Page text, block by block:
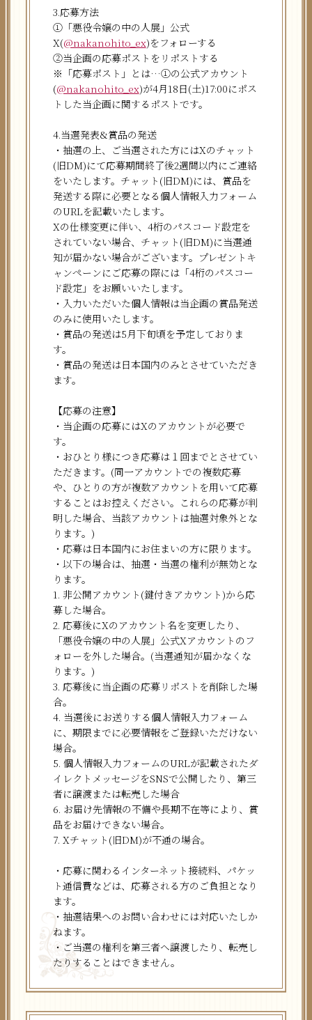
3.応募方法
①「悪役令嬢の中の人展」公式
X(@nakanohito_ex)をフォローする
②当企画の応募ポストをリポストする
※「応募ポスト」とは…①の公式アカウント
(@nakanohito_ex)が4月18日(土)17:00にポス
トした当企画に関するポストです。
4.当選発表&賞品の発送
・抽選の上、ご当選された方にはXのチャット
(旧DM)にて応募期間終了後2週間以内にご連絡
をいたします。チャット(旧DM)には、賞品を
発送する際に必要となる個人情報入力フォーム
のURLを記載いたします。
Xの仕様変更に伴い、4桁のパスコード設定を
されていない場合、チャット(旧DM)に当選通
知が届かない場合がございます。プレゼントキ
ャンペーンにご応募の際には「4桁のパスコー
ド設定」をお願いいたします。
・入力いただいた個人情報は当企画の賞品発送
のみに使用いたします。
・賞品の発送は5月下旬頃を予定しておりま
す。
・賞品の発送は日本国内のみとさせていただき
ます。
【応募の注意】
・当企画の応募にはXのアカウントが必要で
す。
・おひとり様につき応募は１回までとさせてい
ただきます。(同一アカウントでの複数応募
や、ひとりの方が複数アカウントを用いて応募
することはお控えください。これらの応募が判
明した場合、当該アカウントは抽選対象外とな
ります。)
・応募は日本国内にお住まいの方に限ります。
・以下の場合は、抽選・当選の権利が無効とな
ります。
1. 非公開アカウント(鍵付きアカウント)から応
募した場合。
2. 応募後にXのアカウント名を変更したり、
「悪役令嬢の中の人展」公式Xアカウントのフ
ォローを外した場合。(当選通知が届かなくな
ります。)
3. 応募後に当企画の応募リポストを削除した場
合。
4. 当選後にお送りする個人情報入力フォーム
に、期限までに必要情報をご登録いただけない
場合。
5. 個人情報入力フォームのURLが記載されたダ
イレクトメッセージをSNSで公開したり、第三
者に譲渡または転売した場合
6. お届け先情報の不備や長期不在等により、賞
品をお届けできない場合。
7. Xチャット(旧DM)が不通の場合。
・応募に関わるインターネット接続料、パケッ
ト通信費などは、応募される方のご負担となり
ます。
・抽選結果へのお問い合わせには対応いたしか
ねます。
・ご当選の権利を第三者へ譲渡したり、転売し
たりすることはできません。